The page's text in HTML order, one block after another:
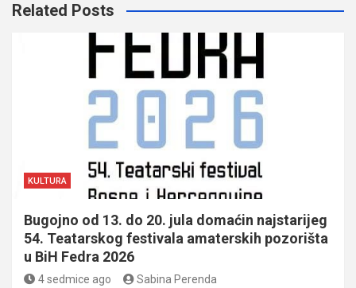
Related Posts
KULTURA
Bugojno od 13. do 20. jula domaćin najstarijeg
54. Teatarskog festivala amaterskih pozorišta
u BiH Fedra 2026
4 sedmice ago Sabina Perenda